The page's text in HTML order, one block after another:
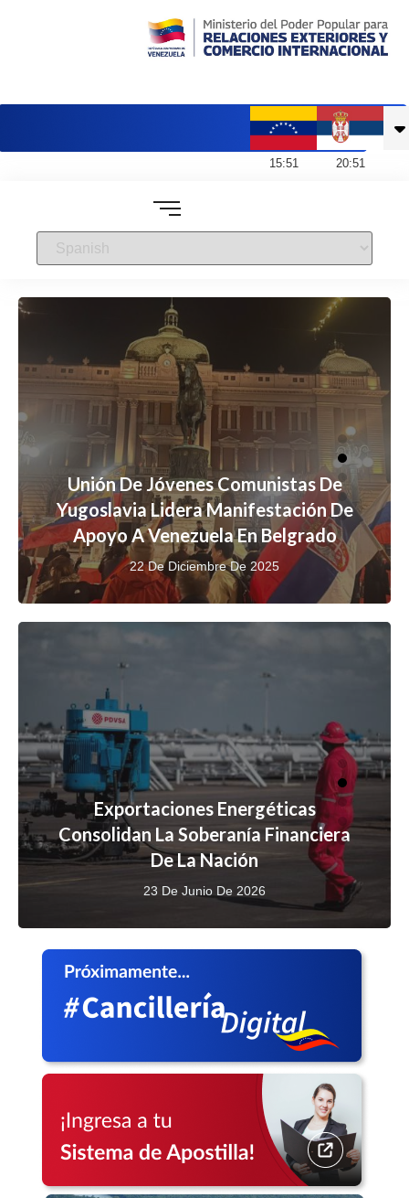
15:51 20:51
Unión De Jóvenes Comunistas De
Yugoslavia Lidera Manifestación De
Apoyo A Venezuela En Belgrado
22 De Diciembre De 2025
Exportaciones Energéticas
Consolidan La Soberanía Financiera
De La Nación
23 De Junio De 2026